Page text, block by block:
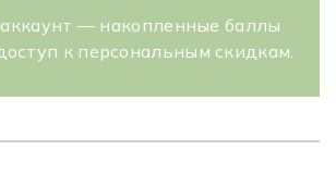
— накопленные баллы
к персональным скидкам.